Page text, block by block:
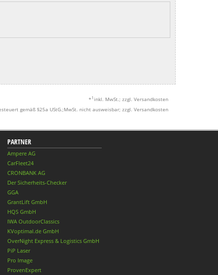
* 1 inkl. MwSt.; zzgl. Versandkosten
gemäß §25a UStG.;MwSt. nicht ausweisbar; zzgl. Versandkosten
PARTNER
Ampere AG
CarFleet24
CRONBANK AG
Der Sicherheits-Checker
GGA
GrantLift GmbH
HQS GmbH
IWA OutdoorClassics
KVoptimal.de GmbH
OverNight Express & Logistics GmbH
PiP Laser
Pro Image
ProvenExpert